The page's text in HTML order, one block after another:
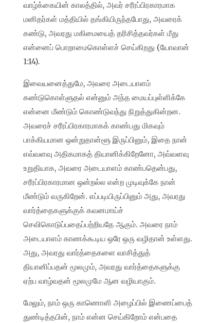
வாழ்க்கையின் காலத்தில், அவர் சரீரப்பிரகாரமாக
மனிதர்கள் மத்தியில் தங்கியிருந்தபோது, அவரைக்
கண்டு, அவரது மகிமையைத் தரிசித்தவர்கள் மீது
என்னைப் பொறாமைகொள்ளச் செய்கிறது (யோவான்
1:14).
இவையனைத்துமே, அவரை அடையாளம்
கண்டுகொள்ளுதல் என்னும் அந்த மையப்புள்ளிக்கே
என்னை மீண்டும் கொண்டுவந்து நிறுத்துகின்றன.
அவரைச் சரீரப்பிரகாரமாகக் காண்பது மிகவும்
பாக்கியமான ஒன்றுதான்ளூ இருப்பினும், இதை நான்
எவ்வளவு அதிகமாகத் தியானிக்கிறேனோ, அவ்வளவு
உறுதியாக, அவரை அடையாளம் காண்பதென்பது,
சரீரப்பிரகாரமான ஒன்றல்ல என்ற முடிவுக்கே நான்
மீண்டும் வருகிறேன். எப்படியிருப்பினும் அது, அவரது
வார்த்தைகளுக்குக் கவனமாய்ச்
செவிகொடுப்பதைப்பற்றியதே ஆகும். அவரை நாம்
அடையாளம் காணக்கூடிய ஒரே ஒரு வழிதான் உள்ளது.
அது, அவரது வார்த்தைகளை வாசித்துத்
தியானிப்பதன் மூலமும், அவரது வார்த்தைகளுக்கு
ஏற்ப வாழ்வதன் மூலமுமே ஆன வழியாகும்.
மேலும், நாம் ஒரு காணொளி அழைப்பில் இணைப்பைத்
துண்டித்தபின், நாம் என்ன செய்கிறோம் என்பதை